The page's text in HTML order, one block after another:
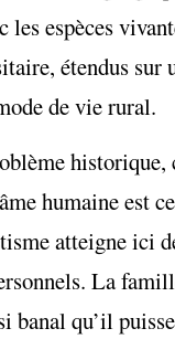
espèces
étendus
de vie rural.
humaine est
atteigne ici
La
qu’il